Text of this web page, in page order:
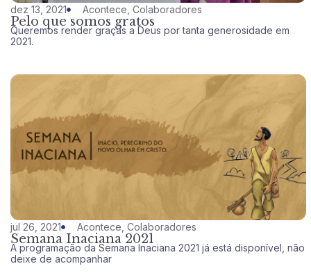
dez 13, 2021 Acontece Colaboradores
Pelo que somos gratos
Queremos render graças a Deus por tanta generosidade em
2021.
jul 26, 2021 Acontece Colaboradores
Semana Inaciana 2021
A programação da Semana Inaciana 2021 já está disponível, não
deixe de acompanhar